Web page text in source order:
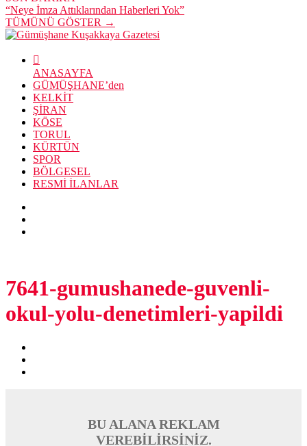
“Neye İmza Attıklarından Haberleri Yok”
TÜMÜNÜ GÖSTER →
ANASAYFA
GÜMÜŞHANE’den
KELKİT
ŞİRAN
KÖSE
TORUL
KÜRTÜN
SPOR
BÖLGESEL
RESMİ İLANLAR
7641-gumushanede-guvenli-
okul-yolu-denetimleri-yapildi
BU ALANA REKLAM
VEREBİLİRSİNİZ.